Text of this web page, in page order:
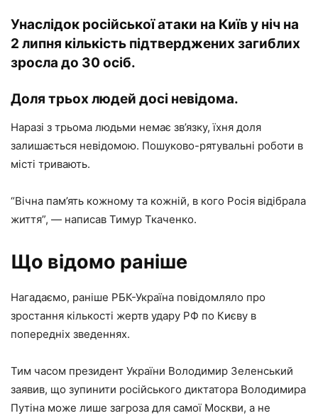
Унаслідок російської атаки на Київ у ніч на
2 липня кількість підтверджених загиблих
зросла до 30 осіб.
Доля трьох людей досі невідома.
Наразі з трьома людьми немає зв’язку, їхня доля
залишається невідомою. Пошуково-рятувальні роботи в
місті тривають.
“Вічна пам’ять кожному та кожній, в кого Росія відібрала
життя”, — написав Тимур Ткаченко.
Що відомо раніше
Нагадаємо, раніше РБК-Україна повідомляло про
зростання кількості жертв удару РФ по Києву в
попередніх зведеннях.
Тим часом президент України Володимир Зеленський
заявив, що зупинити російського диктатора Володимира
Путіна може лише загроза для самої Москви, а не